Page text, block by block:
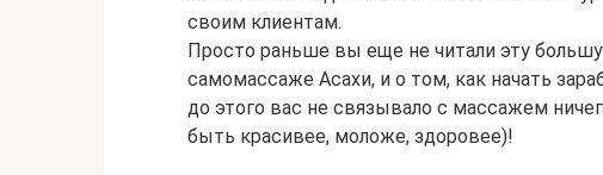
своим клиентам.
Просто раньше вы еще не читали эту
самомассаже Асахи, и о том, как начать
до этого вас не связывало с массажем
быть красивее, моложе, здоровее)!